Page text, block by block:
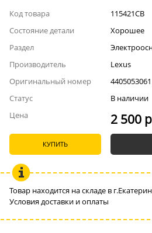
Код товара
115421СВ
Состояние детали
Хорошее
Раздел
Производитель
Lexus
Оригинальный номер
4405053061
Статус
В наличии
Цена
2 500
КУПИТЬ
Товар находится на складе в
Условия доставки и оплаты